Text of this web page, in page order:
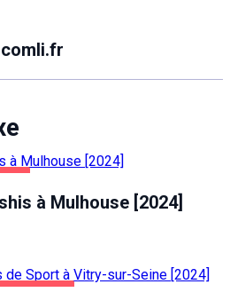
comli.fr
à Mulhouse [2024]